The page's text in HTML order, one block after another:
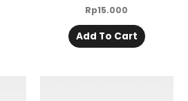
Rp15.000
Add To Cart